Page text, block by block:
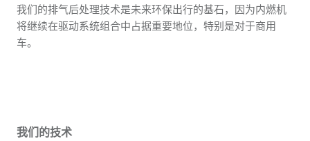
我们的排气后处理技术是未来环保出行的基石，因为内燃机
将继续在驱动系统组合中占据重要地位，特别是对于商用
车。
我们的技术